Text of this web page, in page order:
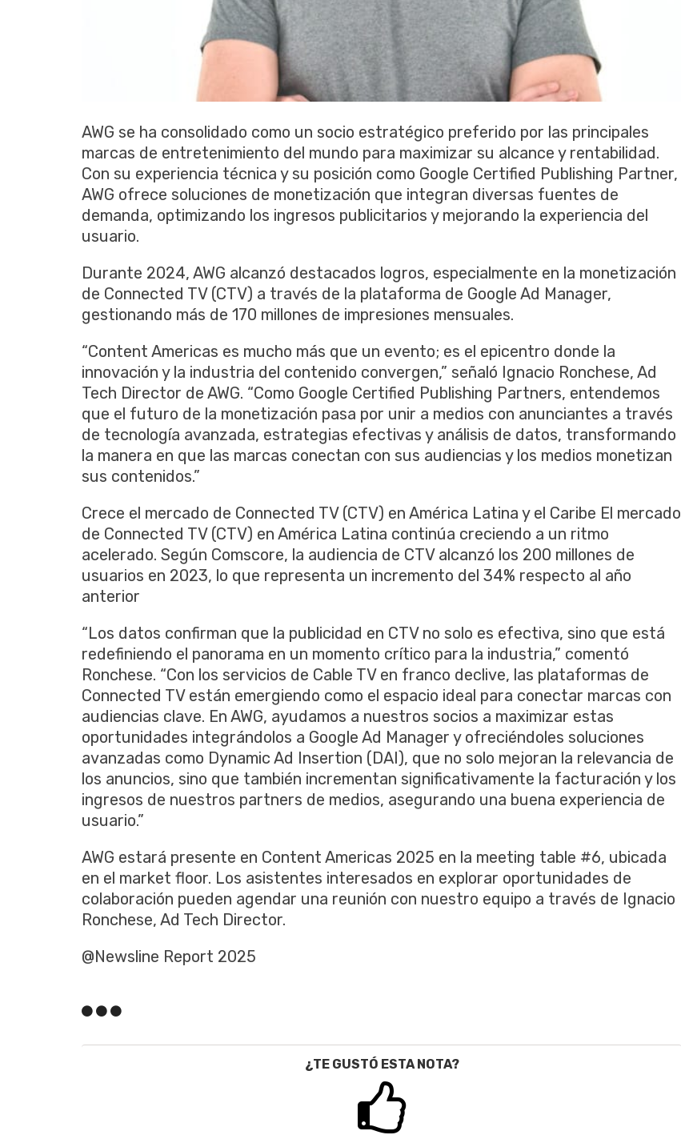
AWG se ha consolidado como un socio estratégico preferido por las principales
marcas de entretenimiento del mundo para maximizar su alcance y rentabilidad.
Con su experiencia técnica y su posición como Google Certified Publishing Partner,
AWG ofrece soluciones de monetización que integran diversas fuentes de
demanda, optimizando los ingresos publicitarios y mejorando la experiencia del
usuario.
Durante 2024, AWG alcanzó destacados logros, especialmente en la monetización
de Connected TV (CTV) a través de la plataforma de Google Ad Manager,
gestionando más de 170 millones de impresiones mensuales.
“Content Americas es mucho más que un evento; es el epicentro donde la
innovación y la industria del contenido convergen,” señaló Ignacio Ronchese, Ad
Tech Director de AWG. “Como Google Certified Publishing Partners, entendemos
que el futuro de la monetización pasa por unir a medios con anunciantes a través
de tecnología avanzada, estrategias efectivas y análisis de datos, transformando
la manera en que las marcas conectan con sus audiencias y los medios monetizan
sus contenidos.”
Crece el mercado de Connected TV (CTV) en América Latina y el Caribe El mercado
de Connected TV (CTV) en América Latina continúa creciendo a un ritmo
acelerado. Según Comscore, la audiencia de CTV alcanzó los 200 millones de
usuarios en 2023, lo que representa un incremento del 34% respecto al año
anterior
“Los datos confirman que la publicidad en CTV no solo es efectiva, sino que está
redefiniendo el panorama en un momento crítico para la industria,” comentó
Ronchese. “Con los servicios de Cable TV en franco declive, las plataformas de
Connected TV están emergiendo como el espacio ideal para conectar marcas con
audiencias clave. En AWG, ayudamos a nuestros socios a maximizar estas
oportunidades integrándolos a Google Ad Manager y ofreciéndoles soluciones
avanzadas como Dynamic Ad Insertion (DAI), que no solo mejoran la relevancia de
los anuncios, sino que también incrementan significativamente la facturación y los
ingresos de nuestros partners de medios, asegurando una buena experiencia de
usuario.”
AWG estará presente en Content Americas 2025 en la meeting table #6, ubicada
en el market floor. Los asistentes interesados en explorar oportunidades de
colaboración pueden agendar una reunión con nuestro equipo a través de Ignacio
Ronchese, Ad Tech Director.
@Newsline Report 2025
¿TE GUSTÓ ESTA NOTA?